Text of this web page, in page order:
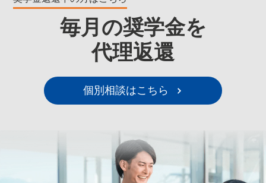
毎月の奨学金を
代理返還
個別相談はこちら